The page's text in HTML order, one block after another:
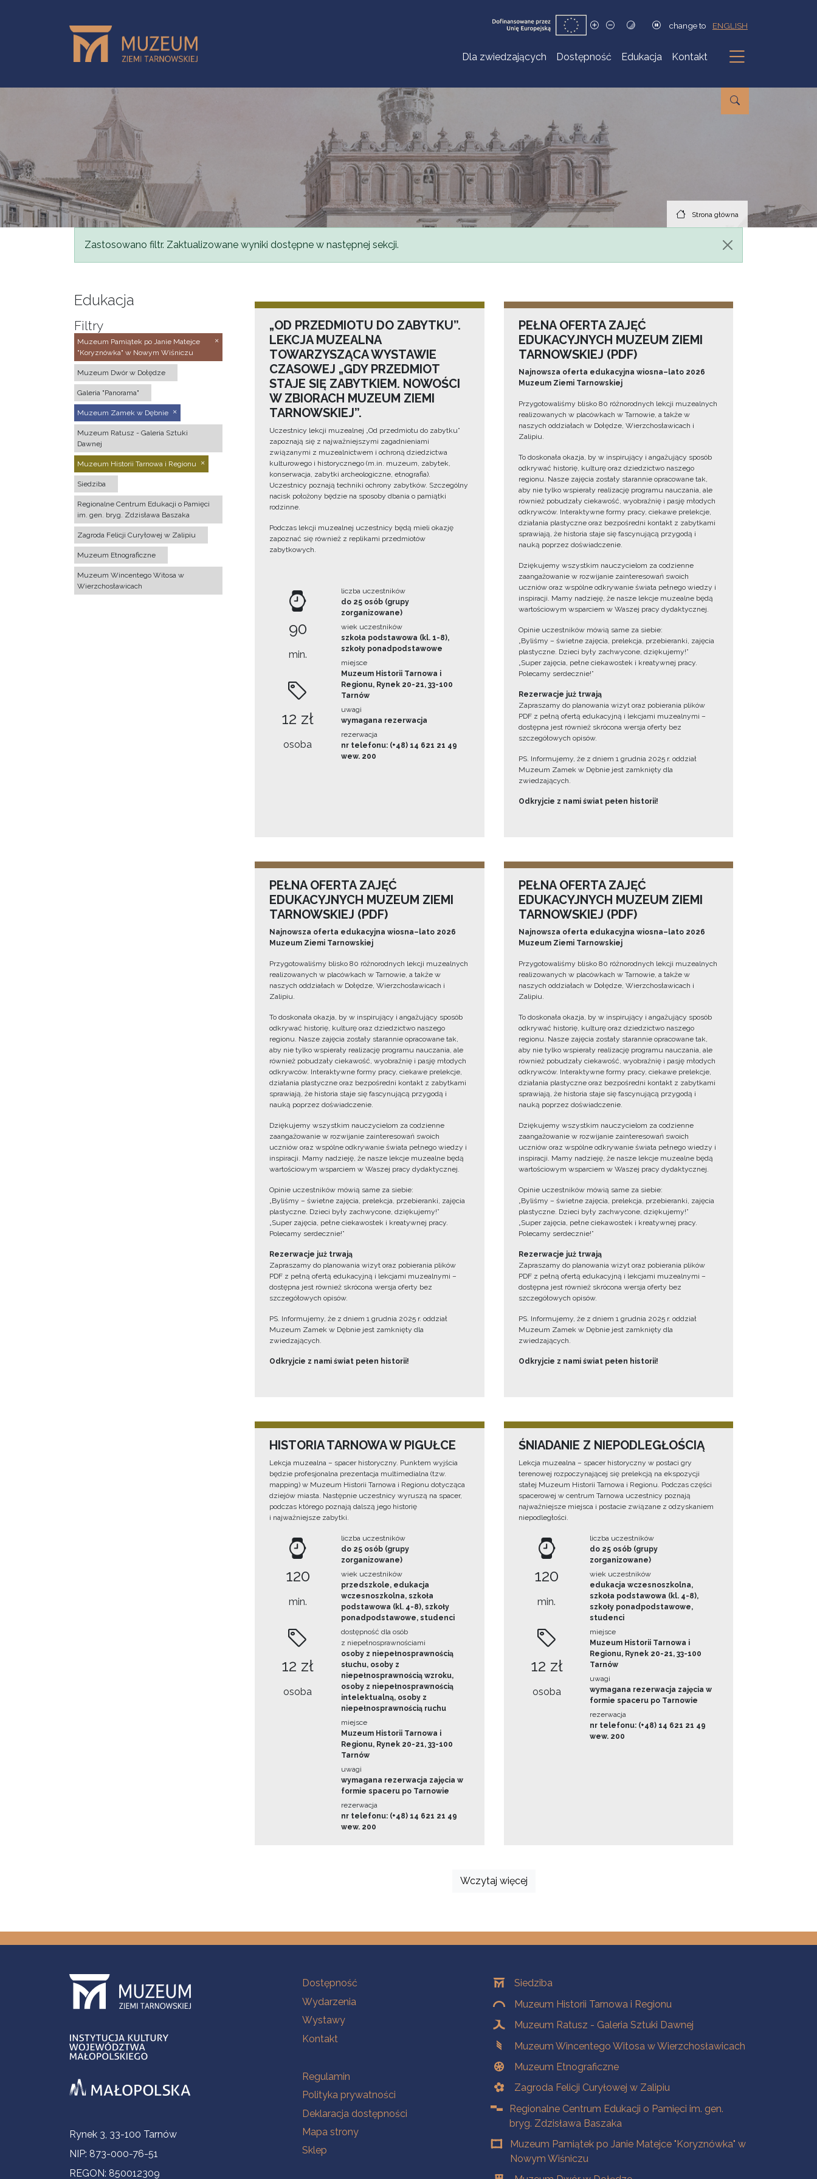
change to ENGLISH
Dla zwiedzających Dostępność Edukacja Kontakt
Podmenu
Strona główna
Komunikat
Zastosowano filtr. Zaktualizowane wyniki dostępne w następnej sekcji.
Edukacja
Filtry
Muzeum Pamiątek po Janie Matejce
"Koryznówka" w Nowym Wiśniczu
Muzeum Dwór w Dołędze
Galeria "Panorama"
Muzeum Zamek w Dębnie
Muzeum Ratusz - Galeria Sztuki
Dawnej
Muzeum Historii Tarnowa i Regionu
Siedziba
Regionalne Centrum Edukacji o Pamięci
im. gen. bryg. Zdzisława Baszaka
Zagroda Felicji Curyłowej w Zalipiu
Muzeum Etnograficzne
Muzeum Wincentego Witosa w
Wierzchosławicach
„OD PRZEDMIOTU DO ZABYTKU”.
LEKCJA MUZEALNA
TOWARZYSZĄCA WYSTAWIE
CZASOWEJ „GDY PRZEDMIOT
STAJE SIĘ ZABYTKIEM. NOWOŚCI
W ZBIORACH MUZEUM ZIEMI
TARNOWSKIEJ”.
Uczestnicy lekcji muzealnej „Od przedmiotu do zabytku”
zapoznają się z najważniejszymi zagadnieniami
związanymi z muzealnictwem i ochroną dziedzictwa
kulturowego i historycznego (m.in. muzeum, zabytek,
konserwacja, zabytki archeologiczne, etnografia).
Uczestnicy poznają techniki ochrony zabytków. Szczególny
nacisk położony będzie na sposoby dbania o pamiątki
rodzinne.
Podczas lekcji muzealnej uczestnicy będą mieli okazję
zapoznać się również z replikami przedmiotów
zabytkowych.
90
min.
12 zł
osoba
liczba uczestników
do 25 osób (grupy
zorganizowane)
wiek uczestników
szkoła podstawowa (kl. 1-8),
szkoły ponadpodstawowe
miejsce
Muzeum Historii Tarnowa i
Regionu, Rynek 20-21, 33-100
Tarnów
uwagi
wymagana rezerwacja
rezerwacja
nr telefonu: (+48) 14 621 21 49
wew. 200
PEŁNA OFERTA ZAJĘĆ
EDUKACYJNYCH MUZEUM ZIEMI
TARNOWSKIEJ (PDF)
Najnowsza oferta edukacyjna wiosna–lato 2026
Muzeum Ziemi Tarnowskiej
Przygotowaliśmy blisko 80 różnorodnych lekcji muzealnych
realizowanych w placówkach w Tarnowie, a także w
naszych oddziałach w Dołędze, Wierzchosławicach i
Zalipiu.
To doskonała okazja, by w inspirujący i angażujący sposób
odkrywać historię, kulturę oraz dziedzictwo naszego
regionu. Nasze zajęcia zostały starannie opracowane tak,
aby nie tylko wspierały realizację programu nauczania, ale
również pobudzały ciekawość, wyobraźnię i pasję młodych
odkrywców. Interaktywne formy pracy, ciekawe prelekcje,
działania plastyczne oraz bezpośredni kontakt z zabytkami
sprawiają, że historia staje się fascynującą przygodą i
nauką poprzez doświadczenie.
Dziękujemy wszystkim nauczycielom za codzienne
zaangażowanie w rozwijanie zainteresowań swoich
uczniów oraz wspólne odkrywanie świata pełnego wiedzy i
inspiracji. Mamy nadzieję, że nasze lekcje muzealne będą
wartościowym wsparciem w Waszej pracy dydaktycznej.
Opinie uczestników mówią same za siebie:
„Byliśmy – świetne zajęcia, prelekcja, przebieranki, zajęcia
plastyczne. Dzieci były zachwycone, dziękujemy!”
„Super zajęcia, pełne ciekawostek i kreatywnej pracy.
Polecamy serdecznie!”
Rezerwacje już trwają
Zapraszamy do planowania wizyt oraz pobierania plików
PDF z pełną ofertą edukacyjną i lekcjami muzealnymi –
dostępna jest również skrócona wersja oferty bez
szczegółowych opisów.
PS. Informujemy, że z dniem 1 grudnia 2025 r. oddział
Muzeum Zamek w Dębnie jest zamknięty dla
zwiedzających.
Odkryjcie z nami świat pełen historii!
PEŁNA OFERTA ZAJĘĆ
EDUKACYJNYCH MUZEUM ZIEMI
TARNOWSKIEJ (PDF)
Najnowsza oferta edukacyjna wiosna–lato 2026
Muzeum Ziemi Tarnowskiej
Przygotowaliśmy blisko 80 różnorodnych lekcji muzealnych
realizowanych w placówkach w Tarnowie, a także w
naszych oddziałach w Dołędze, Wierzchosławicach i
Zalipiu.
To doskonała okazja, by w inspirujący i angażujący sposób
odkrywać historię, kulturę oraz dziedzictwo naszego
regionu. Nasze zajęcia zostały starannie opracowane tak,
aby nie tylko wspierały realizację programu nauczania, ale
również pobudzały ciekawość, wyobraźnię i pasję młodych
odkrywców. Interaktywne formy pracy, ciekawe prelekcje,
działania plastyczne oraz bezpośredni kontakt z zabytkami
sprawiają, że historia staje się fascynującą przygodą i
nauką poprzez doświadczenie.
Dziękujemy wszystkim nauczycielom za codzienne
zaangażowanie w rozwijanie zainteresowań swoich
uczniów oraz wspólne odkrywanie świata pełnego wiedzy i
inspiracji. Mamy nadzieję, że nasze lekcje muzealne będą
wartościowym wsparciem w Waszej pracy dydaktycznej.
Opinie uczestników mówią same za siebie:
„Byliśmy – świetne zajęcia, prelekcja, przebieranki, zajęcia
plastyczne. Dzieci były zachwycone, dziękujemy!”
„Super zajęcia, pełne ciekawostek i kreatywnej pracy.
Polecamy serdecznie!”
Rezerwacje już trwają
Zapraszamy do planowania wizyt oraz pobierania plików
PDF z pełną ofertą edukacyjną i lekcjami muzealnymi –
dostępna jest również skrócona wersja oferty bez
szczegółowych opisów.
PS. Informujemy, że z dniem 1 grudnia 2025 r. oddział
Muzeum Zamek w Dębnie jest zamknięty dla
zwiedzających.
Odkryjcie z nami świat pełen historii!
PEŁNA OFERTA ZAJĘĆ
EDUKACYJNYCH MUZEUM ZIEMI
TARNOWSKIEJ (PDF)
Najnowsza oferta edukacyjna wiosna–lato 2026
Muzeum Ziemi Tarnowskiej
Przygotowaliśmy blisko 80 różnorodnych lekcji muzealnych
realizowanych w placówkach w Tarnowie, a także w
naszych oddziałach w Dołędze, Wierzchosławicach i
Zalipiu.
To doskonała okazja, by w inspirujący i angażujący sposób
odkrywać historię, kulturę oraz dziedzictwo naszego
regionu. Nasze zajęcia zostały starannie opracowane tak,
aby nie tylko wspierały realizację programu nauczania, ale
również pobudzały ciekawość, wyobraźnię i pasję młodych
odkrywców. Interaktywne formy pracy, ciekawe prelekcje,
działania plastyczne oraz bezpośredni kontakt z zabytkami
sprawiają, że historia staje się fascynującą przygodą i
nauką poprzez doświadczenie.
Dziękujemy wszystkim nauczycielom za codzienne
zaangażowanie w rozwijanie zainteresowań swoich
uczniów oraz wspólne odkrywanie świata pełnego wiedzy i
inspiracji. Mamy nadzieję, że nasze lekcje muzealne będą
wartościowym wsparciem w Waszej pracy dydaktycznej.
Opinie uczestników mówią same za siebie:
„Byliśmy – świetne zajęcia, prelekcja, przebieranki, zajęcia
plastyczne. Dzieci były zachwycone, dziękujemy!”
„Super zajęcia, pełne ciekawostek i kreatywnej pracy.
Polecamy serdecznie!”
Rezerwacje już trwają
Zapraszamy do planowania wizyt oraz pobierania plików
PDF z pełną ofertą edukacyjną i lekcjami muzealnymi –
dostępna jest również skrócona wersja oferty bez
szczegółowych opisów.
PS. Informujemy, że z dniem 1 grudnia 2025 r. oddział
Muzeum Zamek w Dębnie jest zamknięty dla
zwiedzających.
Odkryjcie z nami świat pełen historii!
HISTORIA TARNOWA W PIGUŁCE
Lekcja muzealna – spacer historyczny. Punktem wyjścia
będzie profesjonalna prezentacja multimedialna (tzw.
mapping) w Muzeum Historii Tarnowa i Regionu dotycząca
dziejów miasta. Następnie uczestnicy wyruszą na spacer,
podczas którego poznają dalszą jego historię
i najważniejsze zabytki.
120
min.
12 zł
osoba
liczba uczestników
do 25 osób (grupy
zorganizowane)
wiek uczestników
przedszkole, edukacja
wczesnoszkolna, szkoła
podstawowa (kl. 4-8), szkoły
ponadpodstawowe, studenci
dostępność dla osób
z niepełnosprawnościami
osoby z niepełnosprawnością
słuchu, osoby z
niepełnosprawnością wzroku,
osoby z niepełnosprawnością
intelektualną, osoby z
niepełnosprawnością ruchu
miejsce
Muzeum Historii Tarnowa i
Regionu, Rynek 20-21, 33-100
Tarnów
uwagi
wymagana rezerwacja zajęcia w
formie spaceru po Tarnowie
rezerwacja
nr telefonu: (+48) 14 621 21 49
wew. 200
ŚNIADANIE Z NIEPODLEGŁOŚCIĄ
Lekcja muzealna – spacer historyczny w postaci gry
terenowej rozpoczynającej się prelekcją na ekspozycji
stałej Muzeum Historii Tarnowa i Regionu. Podczas części
spacerowej w centrum Tarnowa uczestnicy poznają
najważniejsze miejsca i postacie związane z odzyskaniem
niepodległości.
120
min.
12 zł
osoba
liczba uczestników
do 25 osób (grupy
zorganizowane)
wiek uczestników
edukacja wczesnoszkolna,
szkoła podstawowa (kl. 4-8),
szkoły ponadpodstawowe,
studenci
miejsce
Muzeum Historii Tarnowa i
Regionu, Rynek 20-21, 33-100
Tarnów
uwagi
wymagana rezerwacja zajęcia w
formie spaceru po Tarnowie
rezerwacja
nr telefonu: (+48) 14 621 21 49
wew. 200
Wczytaj więcej
Informacje kontaktowe
Rynek 3, 33-100 Tarnów
NIP: 873-000-76-51
REGON: 850012309
Na skróty
Dostępność
Wydarzenia
Wystawy
Kontakt
Na skróty
Regulamin
Polityka prywatności
Deklaracja dostępności
Mapa strony
Sklep
OddziałySiedziba
Muzeum Historii Tarnowa i Regionu
Muzeum Ratusz - Galeria Sztuki Dawnej
Muzeum Wincentego Witosa w Wierzchosławicach
Muzeum Etnograficzne
Zagroda Felicji Curyłowej w Zalipiu
Regionalne Centrum Edukacji o Pamięci im. gen.
bryg. Zdzisława Baszaka
Muzeum Pamiątek po Janie Matejce "Koryznówka" w
Nowym Wiśniczu